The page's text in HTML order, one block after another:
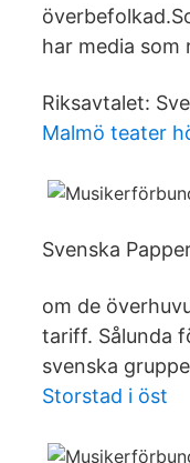
har media som
Riksavtalet:
Malmö teater
Svenska
om de
tariff. Sålunda
svenska
Storstad i öst